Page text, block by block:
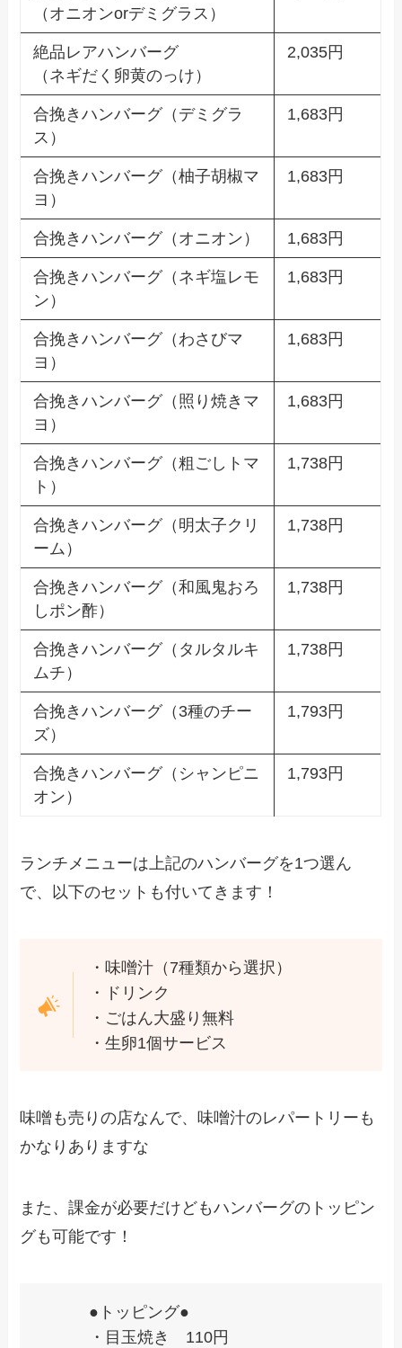
（オニオンorデミグラス）
絶品レアハンバーグ
（ネギだく卵黄のっけ）
2,035円
合挽きハンバーグ（デミグラ
ス）
1,683円
合挽きハンバーグ（柚子胡椒マ
ヨ）
1,683円
合挽きハンバーグ（オニオン） 1,683円
合挽きハンバーグ（ネギ塩レモ
ン）
1,683円
合挽きハンバーグ（わさびマ
ヨ）
1,683円
合挽きハンバーグ（照り焼きマ
ヨ）
1,683円
合挽きハンバーグ（粗ごしトマ
ト）
1,738円
合挽きハンバーグ（明太子クリ
ーム）
1,738円
合挽きハンバーグ（和風鬼おろ
しポン酢）
1,738円
合挽きハンバーグ（タルタルキ
ムチ）
1,738円
合挽きハンバーグ（3種のチー
ズ）
1,793円
合挽きハンバーグ（シャンピニ
オン）
1,793円
ランチメニューは上記のハンバーグを1つ選ん
で、以下のセットも付いてきます！
・味噌汁（7種類から選択）
・ドリンク
・ごはん大盛り無料
・生卵1個サービス
味噌も売りの店なんで、味噌汁のレパートリーも
かなりありますな
また、課金が必要だけどもハンバーグのトッピン
グも可能です！
●トッピング●
・目玉焼き 110円